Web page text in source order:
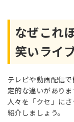
なぜこれ
笑いライ
テレビや動画配信
定的な違いがありま
人々を「クセ」に
紹介しましょう。